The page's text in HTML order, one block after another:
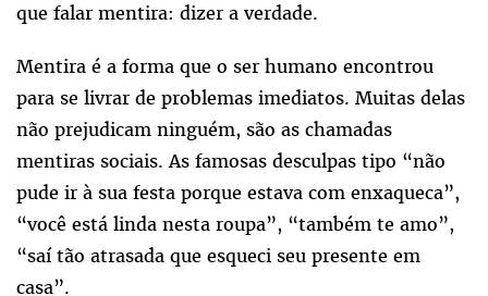
que falar mentira: dizer a verdade.
Mentira é a forma que o ser humano encontrou
para se livrar de problemas imediatos. Muitas delas
não prejudicam ninguém, são as chamadas
mentiras sociais. As famosas desculpas tipo “não
pude ir à sua festa porque estava com enxaqueca”,
“você está linda nesta roupa”, “também te amo”,
“saí tão atrasada que esqueci seu presente em
casa”.